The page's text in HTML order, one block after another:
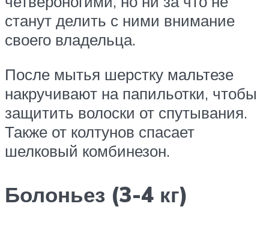
станут делить с ними внимание
своего владельца.
После мытья шерстку мальтезе
накручивают на папильотки, чтобы
защитить волоски от спутывания.
Также от колтунов спасает
шелковый комбинезон.
Болоньез (3-4 кг)